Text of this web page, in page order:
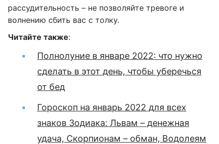
рассудительность – не позволяйте тревоге и
волнению сбить вас с толку.
Читайте также:
Полнолуние в январе 2022: что нужно
сделать в этот день, чтобы уберечься
от бед
Гороскоп на январь 2022 для всех
знаков Зодиака: Львам – денежная
удача, Скорпионам – обман, Водолеям